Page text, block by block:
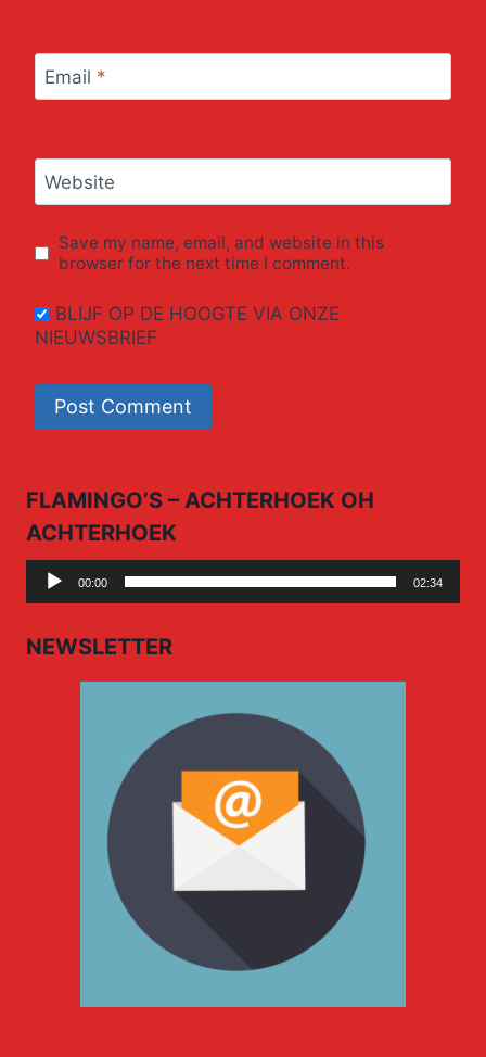
Email *
Website
Save my name, email, and website in this
browser for the next time I comment.
BLIJF OP DE HOOGTE VIA ONZE
NIEUWSBRIEF
FLAMINGO’S – ACHTERHOEK OH
ACHTERHOEK
Audio
Player
00:00 02:34
NEWSLETTER